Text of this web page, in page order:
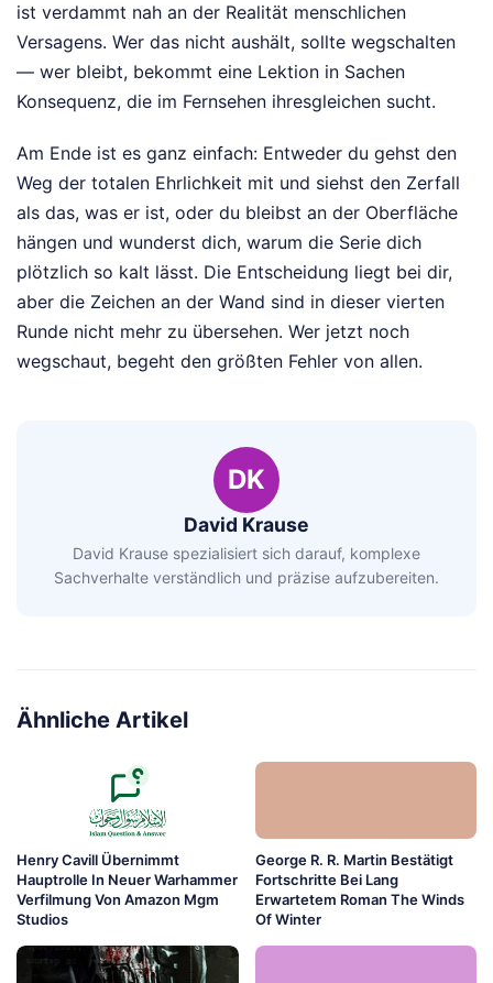
ist verdammt nah an der Realität menschlichen
Versagens. Wer das nicht aushält, sollte wegschalten
— wer bleibt, bekommt eine Lektion in Sachen
Konsequenz, die im Fernsehen ihresgleichen sucht.
Am Ende ist es ganz einfach: Entweder du gehst den
Weg der totalen Ehrlichkeit mit und siehst den Zerfall
als das, was er ist, oder du bleibst an der Oberfläche
hängen und wunderst dich, warum die Serie dich
plötzlich so kalt lässt. Die Entscheidung liegt bei dir,
aber die Zeichen an der Wand sind in dieser vierten
Runde nicht mehr zu übersehen. Wer jetzt noch
wegschaut, begeht den größten Fehler von allen.
DK
David Krause
David Krause spezialisiert sich darauf, komplexe
Sachverhalte verständlich und präzise aufzubereiten.
Ähnliche Artikel
Henry Cavill Übernimmt
Hauptrolle In Neuer Warhammer
Verfilmung Von Amazon Mgm
Studios
George R. R. Martin Bestätigt
Fortschritte Bei Lang
Erwartetem Roman The Winds
Of Winter